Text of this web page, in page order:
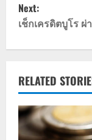
t
n
a
v
i
Next:
เช็กเครดิตบูโร ผ่
RELATED